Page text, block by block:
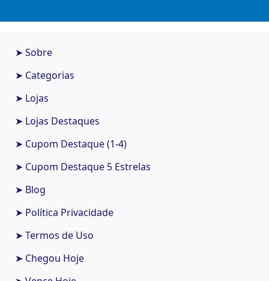
➤ Sobre
➤ Categorias
➤ Lojas
➤ Lojas Destaques
➤ Cupom Destaque (1-4)
➤ Cupom Destaque 5 Estrelas
➤ Blog
➤ Política Privacidade
➤ Termos de Uso
➤ Chegou Hoje